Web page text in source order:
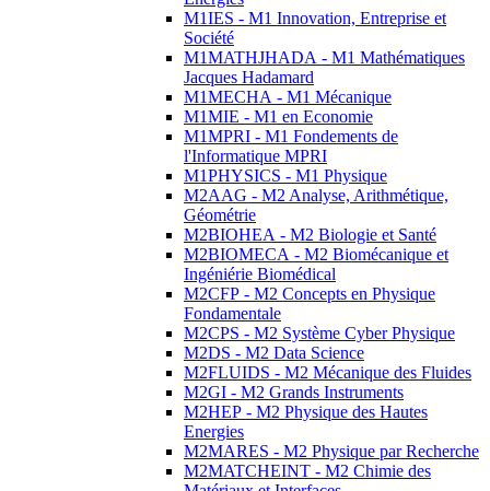
M1IES - M1 Innovation, Entreprise et
Société
M1MATHJHADA - M1 Mathématiques
Jacques Hadamard
M1MECHA - M1 Mécanique
M1MIE - M1 en Economie
M1MPRI - M1 Fondements de
l'Informatique MPRI
M1PHYSICS - M1 Physique
M2AAG - M2 Analyse, Arithmétique,
Géométrie
M2BIOHEA - M2 Biologie et Santé
M2BIOMECA - M2 Biomécanique et
Ingéniérie Biomédical
M2CFP - M2 Concepts en Physique
Fondamentale
M2CPS - M2 Système Cyber Physique
M2DS - M2 Data Science
M2FLUIDS - M2 Mécanique des Fluides
M2GI - M2 Grands Instruments
M2HEP - M2 Physique des Hautes
Energies
M2MARES - M2 Physique par Recherche
M2MATCHEINT - M2 Chimie des